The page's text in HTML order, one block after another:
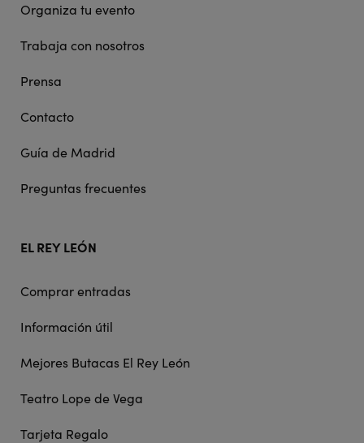
Organiza tu evento
Trabaja con nosotros
Prensa
Contacto
Guía de Madrid
Preguntas frecuentes
EL REY LEÓN
Comprar entradas
Información útil
Mejores Butacas El Rey León
Teatro Lope de Vega
Tarjeta Regalo